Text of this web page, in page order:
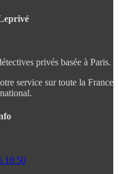
privés basée à Paris.
service sur toute la France
10 50